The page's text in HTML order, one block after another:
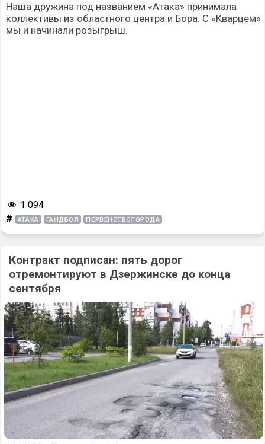
Наша дружина под названием «Атака» принимала
коллективы из областного центра и Бора. С «Кварцем»
мы и начинали розыгрыш.
1 094
# АТАКА ГАНДБОЛ ПЕРВЕНСТВОГОРОДА
Контракт подписан: пять дорог
отремонтируют в Дзержинске до конца
сентября